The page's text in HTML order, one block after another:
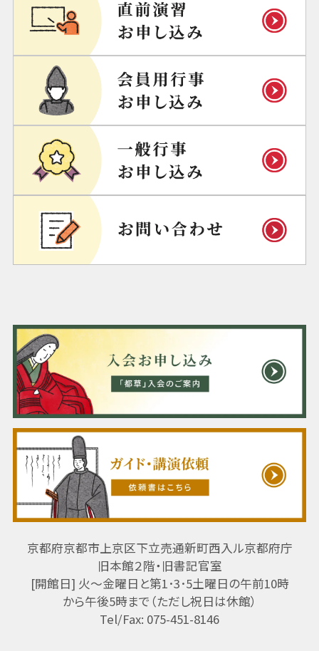
京都府京都市上京区下立売通新町西入ル京都府庁
旧本館２階・旧書記官室
[開館日] 火～金曜日と第1･3･5土曜日の午前10時
から午後5時まで（ただし祝日は休館）
Tel/Fax: 075-451-8146